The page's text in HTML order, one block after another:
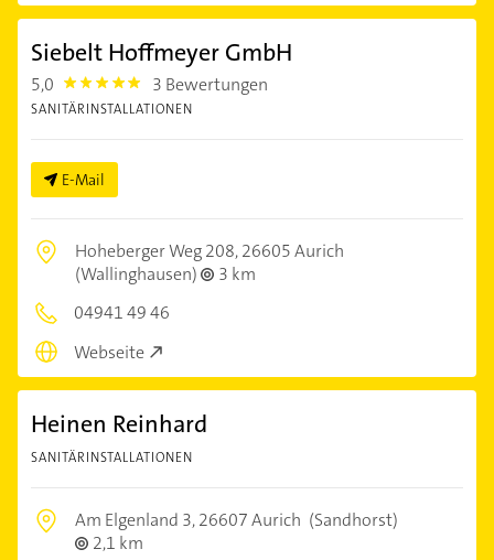
Siebelt Hoffmeyer GmbH
5,0 5.0 3 Bewertungen
SANITÄRINSTALLATIONEN
E-Mail
Hoheberger Weg 208,26605 Aurich
(Wallinghausen)
3 km
04941 49 46
Webseite
Heinen Reinhard
SANITÄRINSTALLATIONEN
Am Elgenland 3,26607 Aurich (Sandhorst)
2,1 km